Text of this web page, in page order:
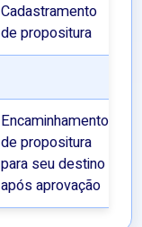
Cadastramento
de propositura
Encaminhamento
de propositura
para seu destino
após aprovação